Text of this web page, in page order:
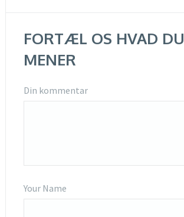
FORTÆL OS HVAD DU
MENER
Din kommentar
Your Name